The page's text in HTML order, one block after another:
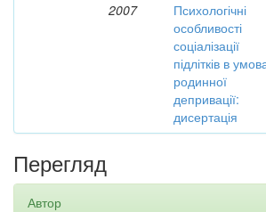
2007
Психологічні
особливості
соціалізації
підлітків в
родинної
депривації:
дисертація
Перегляд
Автор